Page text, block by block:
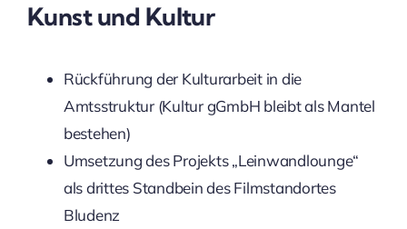
Kunst und Kultur
Rückführung der Kulturarbeit in die
Amtsstruktur (Kultur gGmbH bleibt als Mantel
bestehen)
Umsetzung des Projekts „Leinwandlounge“
als drittes Standbein des Filmstandortes
Bludenz